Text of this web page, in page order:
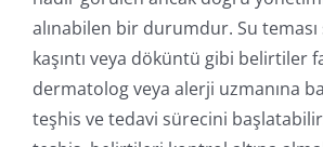
alınabilen bir durumdur. Su teması
kaşıntı veya döküntü gibi belirtiler
dermatolog veya alerji uzmanına
teşhis ve tedavi sürecini